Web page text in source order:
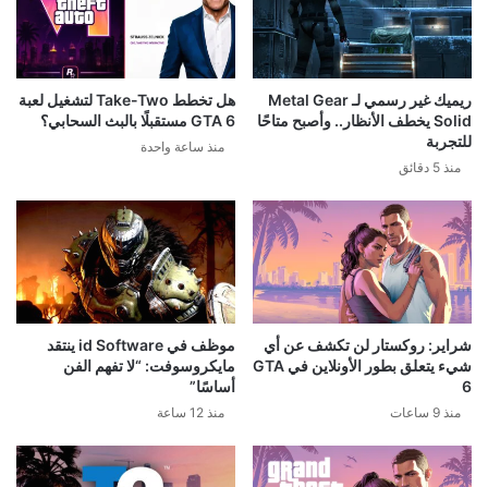
ريميك غير رسمي لـ Metal Gear
Solid يخطف الأنظار.. وأصبح متاحًا
للتجربة
منذ 5 دقائق
هل تخطط Take-Two لتشغيل لعبة
GTA 6 مستقبلًا بالبث السحابي؟
منذ ساعة واحدة
شراير: روكستار لن تكشف عن أي
شيء يتعلق بطور الأونلاين في GTA
6
منذ 9 ساعات
موظف في id Software ينتقد
مايكروسوفت: “لا تفهم الفن
أساسًا”
منذ 12 ساعة